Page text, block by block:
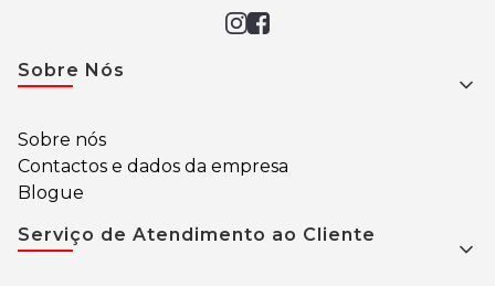
Footer menu
Sobre Nós
Sobre nós
Contactos e dados da empresa
Blogue
Serviço de Atendimento ao Cliente